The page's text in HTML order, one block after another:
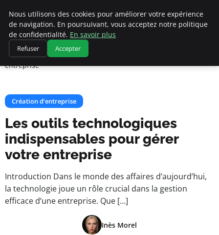
Cannes 1939
Accueil
Création d’entreprise
Les outils technologiques indispensables pour gérer votre
entreprise
Création d’entreprise
Les outils technologiques
indispensables pour gérer
votre entreprise
Introduction Dans le monde des affaires d’aujourd’hui,
la technologie joue un rôle crucial dans la gestion
efficace d’une entreprise. Que […]
Inès Morel
Nous utilisons des cookies pour améliorer votre expérience
de navigation. En poursuivant, vous acceptez notre politique
de confidentialité. En savoir plus
Refuser Accepter